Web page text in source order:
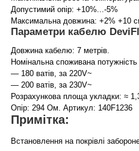
Допустимий опір: +10%...-5%
Максимальна довжина: +2% +10
Параметри кабелю
Довжина кабелю: 7 метрів.
Номінальна споживана
— 180 ватів, за 220V~
— 200 ватів, за 230V~
Розрахункова площа укладки: ≈
Опір: 294 Ом. Артикул: 140F1236
Примітка:
Встановлення на покрівлі